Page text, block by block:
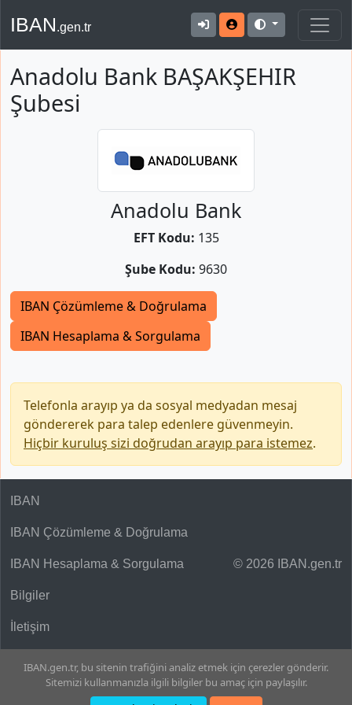
IBAN.gen.tr
Anadolu Bank BAŞAKŞEHIR
Şubesi
Anadolu Bank
EFT Kodu: 135
Şube Kodu: 9630
IBAN Çözümleme & Doğrulama
IBAN Hesaplama & Sorgulama
Telefonla arayıp ya da sosyal medyadan mesaj
göndererek para talep edenlere güvenmeyin.
Hiçbir kuruluş sizi doğrudan arayıp para istemez.
© 2026 IBAN.gen.tr
IBAN
IBAN Çözümleme & Doğrulama
IBAN Hesaplama & Sorgulama
Bilgiler
İletişim
IBAN.gen.tr, bu sitenin trafiğini analiz etmek için çerezler gönderir.
Sitemizi kullanmanızla ilgili bilgiler bu amaç için paylaşılır.